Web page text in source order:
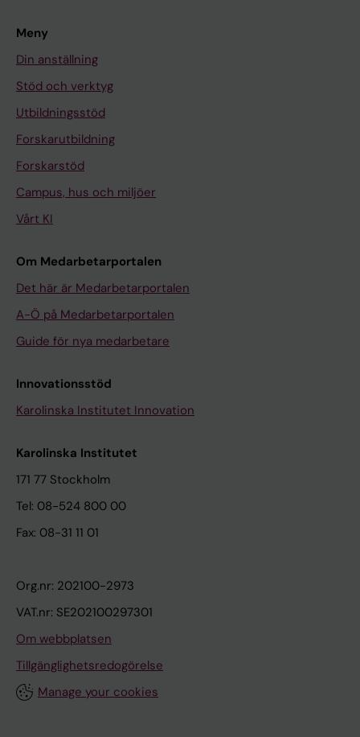
Meny
Din anställning
Stöd och verktyg
Utbildningsstöd
Forskarutbildning
Forskarstöd
Campus, hus och miljöer
Vårt KI
Om Medarbetarportalen
Det här är Medarbetarportalen
A-Ö på Medarbetarportalen
Guide för nya medarbetare
Innovationsstöd
Karolinska Institutet Innovation
Karolinska Institutet
171 77 Stockholm
Tel: 08-524 800 00
Fax: 08-31 11 01
Org.nr: 202100-2973
VAT.nr: SE202100297301
Om webbplatsen
Tillgänglighetsredogörelse
Manage your cookies